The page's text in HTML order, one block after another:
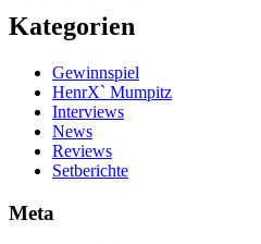
der
Beiträge
Kategorien
Gewinnspiel
HenrX` Mumpitz
Interviews
News
Reviews
Setberichte
Meta